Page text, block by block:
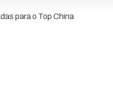
para o Top China